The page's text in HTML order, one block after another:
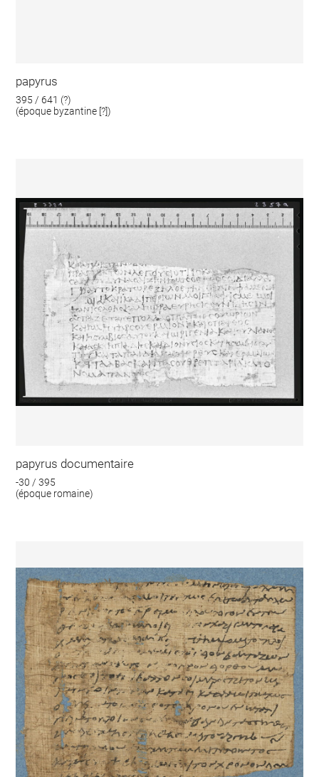
papyrus
395 / 641 (?)
(époque byzantine [?])
papyrus documentaire
-30 / 395
(époque romaine)